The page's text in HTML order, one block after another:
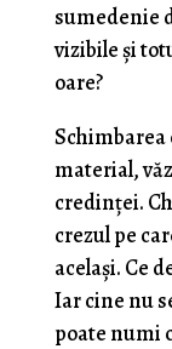
sumedenie
vizibile și
oare?
Schimbarea
material,
credinței.
crezul pe
același. Ce
Iar cine nu
poate numi